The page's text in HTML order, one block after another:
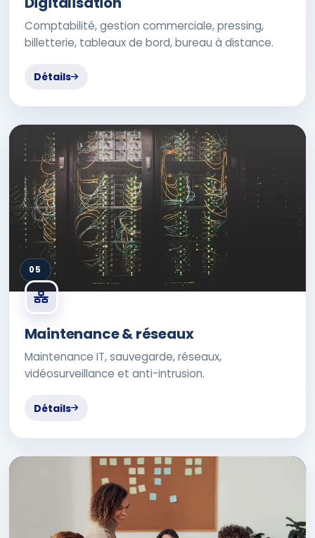
Comptabilité, gestion commerciale, pressing,
billetterie, tableaux de bord, bureau à distance.
Détails
05
Maintenance & réseaux
Maintenance IT, sauvegarde, réseaux,
vidéosurveillance et anti-intrusion.
Détails